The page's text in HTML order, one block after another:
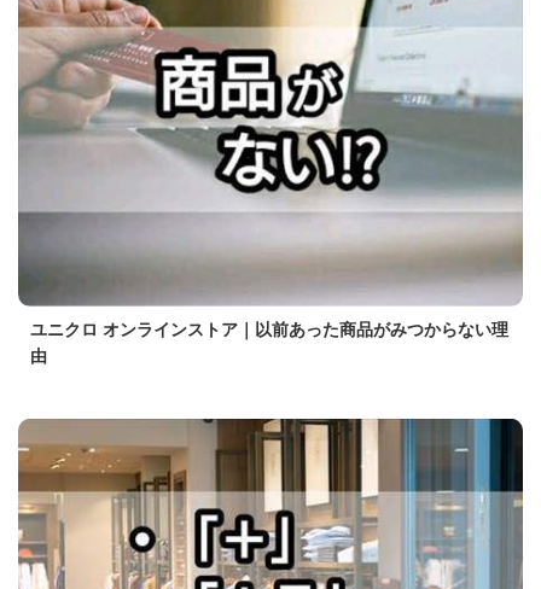
ユニクロ オンラインストア｜以前あった商品がみつからない理
由